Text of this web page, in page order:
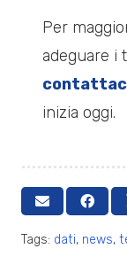
Per
adeguare i
inizia oggi.
Tags: dati, news,